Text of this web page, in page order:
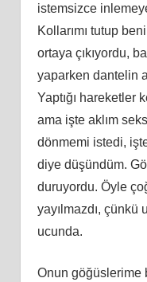
istemsizce
Kollarımı tutup
ortaya çıkıyordu,
yaparken dantelin
Yaptığı hareketler
ama işte aklım
dönmemi istedi,
diye düşündüm.
duruyordu. Öyle
yayılmazdı, çünkü
ucunda.
Onun göğüslerime